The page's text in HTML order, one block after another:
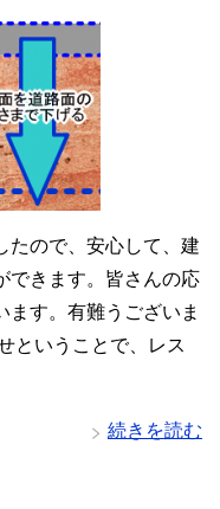
たので、安心して、建
できます。皆さんの応
ます。有難うございま
ということで、レス
続きを読む